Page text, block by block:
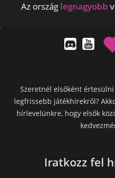
Az ország legnagyobb
Szeretnél elsőként
legfrissebb játékhírekről?
hírlevelünkre, hogy elsők
Iratkozz fel